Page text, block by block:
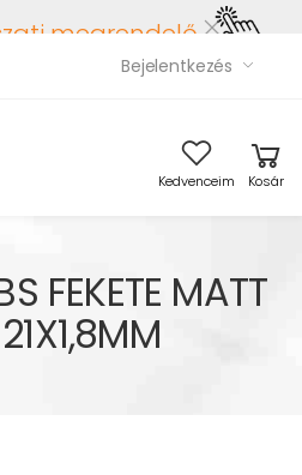
megrendelő
Bejelentkezés
menu Kedvenceim Kosár
FEKETE MATT